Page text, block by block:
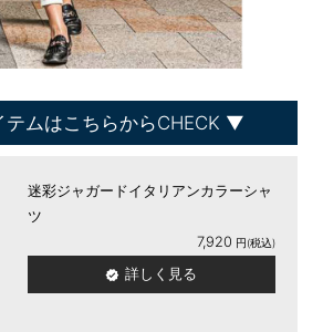
テムはこちらからCHECK
迷彩ジャガードイタリアンカラーシャ
ツ
7,920
詳しく見る